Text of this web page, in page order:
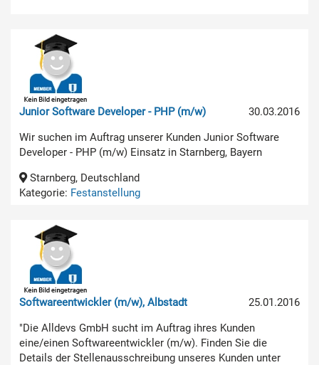
30.03.2016
Junior Software Developer - PHP (m/w)
Wir suchen im Auftrag unserer Kunden Junior Software
Developer - PHP (m/w) Einsatz in Starnberg, Bayern
Starnberg, Deutschland
Kategorie: Festanstellung
25.01.2016
Softwareentwickler (m/w), Albstadt
"Die Alldevs GmbH sucht im Auftrag ihres Kunden
eine/einen Softwareentwickler (m/w). Finden Sie die
Details der Stellenausschreibung unseres Kunden unter